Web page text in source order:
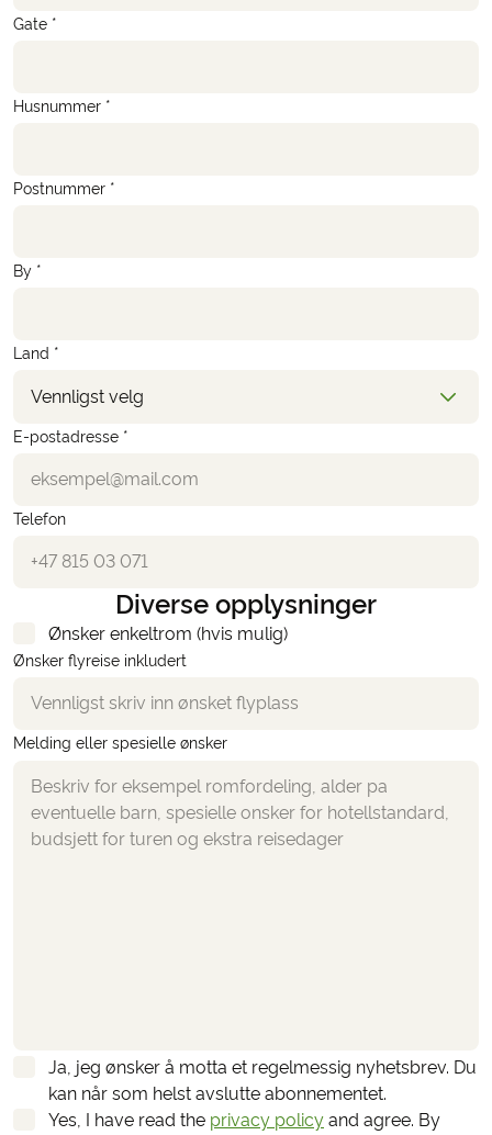
Gate *
Husnummer *
Postnummer *
By *
Land *
Vennligst velg
E-postadresse *
Telefon
Diverse opplysninger
Ønsker enkeltrom (hvis mulig)
Ønsker flyreise inkludert
Melding eller spesielle ønsker
Ja, jeg ønsker å motta et regelmessig nyhetsbrev. Du
kan når som helst avslutte abonnementet.
Yes, I have read the privacy policy and agree. By